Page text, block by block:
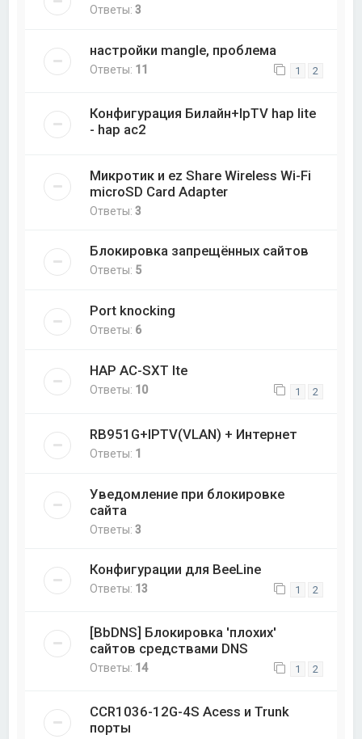
Ответы:3
настройки mangle, проблема
Ответы: 11 1 2
Конфигурация Билайн+IpTV hap lite
- hap ac2
Микротик и ez Share Wireless Wi-Fi
microSD Card Adapter
Ответы:3
Блокировка запрещённых сайтов
Ответы: 5
Port knocking
Ответы: 6
HAP AC-SXT lte
Ответы: 10 1 2
RB951G+IPTV(VLAN) + Интернет
Ответы: 1
Уведомление при блокировке
сайта
Ответы:3
Конфигурации для BeeLine
Ответы: 13 1 2
[BbDNS] Блокировка 'плохих'
сайтов средствами DNS
Ответы: 14 1 2
CCR1036-12G-4S Acess и Trunk
порты